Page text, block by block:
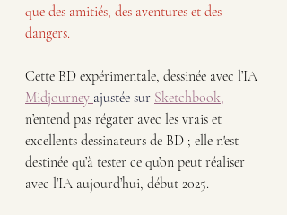
que des amitiés, des aventures et des
dangers.
Cette BD expérimentale, dessinée avec l’IA
Midjourney ajustée sur Sketchbook,
n’entend pas régater avec les vrais et
excellents dessinateurs de BD ; elle n'est
destinée qu’à tester ce qu’on peut réaliser
avec l’IA aujourd’hui, début 2025.